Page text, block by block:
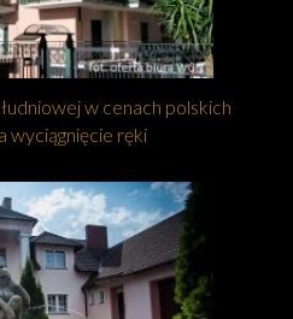
w cenach polskich
wyciągnięcie ręki